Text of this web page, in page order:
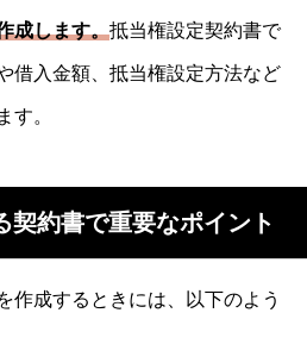
成します。抵当権設定契約書で
借入金額、抵当権設定方法など
す。
契約書で重要なポイント
作成するときには、以下のよう